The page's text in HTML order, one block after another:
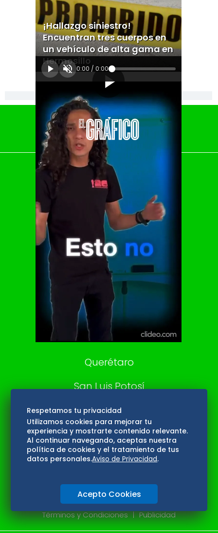
¡Hallazgo siniestro!
Encuentran tres cuerpos en
un vehículo de alta gama en
Hermosillo
0:00 / 0:00
[Publicidad]
El Universal
Vive USA
Clase
De 10 sports
DeDinero
Confabulario
Aviso Oportuno
Consultas
Querétaro
San Luis Potosí
Edomex
Consultas
Hidalgo
Oaxaca
Aviso de privacidad
Directorio
Términos y Condiciones
Publicidad
Respetamos tu privacidad
Utilizamos cookies para mejorar tu
experiencia y mostrarte contenido relevante.
Al continuar navegando, aceptas nuestra
política de cookies y el tratamiento de tus
datos personales.Aviso de Privacidad.
Acepto Cookies